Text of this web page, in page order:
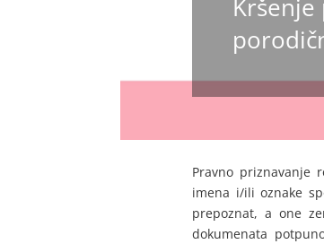
Pravno priznavanje
imena i/ili oznake
prepoznat, a one
dokumenata